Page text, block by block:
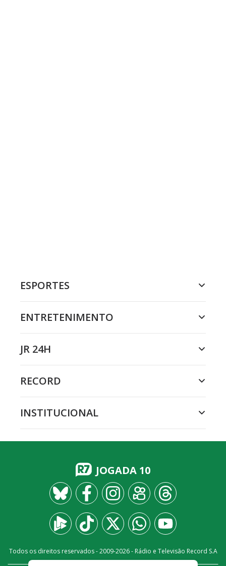
ESPORTES
ENTRETENIMENTO
JR 24H
RECORD
INSTITUCIONAL
JOGADA 10
Todos os direitos reservados - 2009-2026- Rádio e Televisão Record S.A